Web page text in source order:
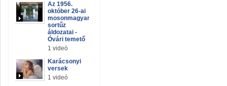
Az 1956.
október 26-ai
mosonmagyaróvári
sortűz
áldozatai -
Óvári temető
1 videó
Karácsonyi
versek
1 videó